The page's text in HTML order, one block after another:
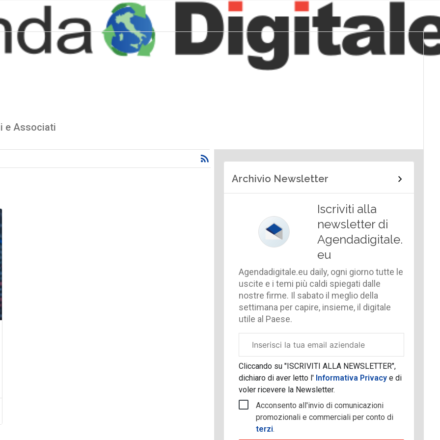
e Associati
Archivio Newsletter
Iscriviti alla
newsletter di
Agendadigitale.
eu
Agendadigitale.eu daily, ogni giorno tutte le
uscite e i temi più caldi spiegati dalle
nostre firme. Il sabato il meglio della
settimana per capire, insieme, il digitale
utile al Paese.
aziendale
Cliccando su "ISCRIVITI ALLA NEWSLETTER",
dichiaro di aver letto l' Informativa Privacye di
voler ricevere la Newsletter.
Acconsento all'invio di comunicazioni
promozionali e commerciali per conto di
terzi.